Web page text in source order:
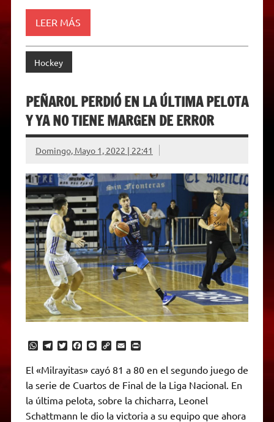
LEER MÁS
Hockey
PEÑAROL PERDIÓ EN LA ÚLTIMA PELOTA
Y YA NO TIENE MARGEN DE ERROR
Domingo, Mayo 1, 2022 | 22:41
W
a
t
s
A
p
p
T
l
e
g
a
m
T
i
t
t
r
F
e
b
o
o
k
M
s
e
g
e
C
p
y
L
n
k
E
i
l
P
i
n
t
F
r
i
El «Milrayitas» cayó 81 a 80 en el segundo juego de
la serie de Cuartos de Final de la Liga Nacional. En
la última pelota, sobre la chicharra, Leonel
Schattmann le dio la victoria a su equipo que ahora